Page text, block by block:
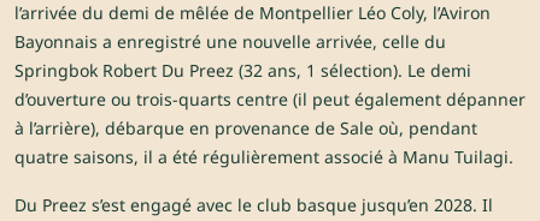
l’arrivée du demi de mêlée de Montpellier Léo Coly, l’Aviron
Bayonnais a enregistré une nouvelle arrivée, celle du
Springbok Robert Du Preez (32 ans, 1 sélection). Le demi
d’ouverture ou trois-quarts centre (il peut également dépanner
à l’arrière), débarque en provenance de Sale où, pendant
quatre saisons, il a été régulièrement associé à Manu Tuilagi.
Du Preez s’est engagé avec le club basque jusqu’en 2028. Il